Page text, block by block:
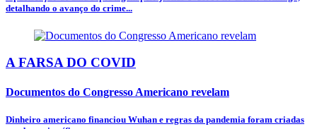
detalhando o avanço do crime...
A FARSA DO COVID
Documentos do Congresso Americano revelam
Dinheiro americano financiou Wuhan e regras da pandemia foram criadas